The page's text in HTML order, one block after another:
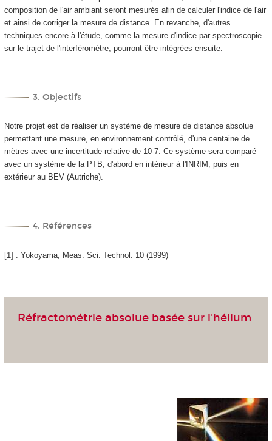
composition de l'air ambiant seront mesurés afin de calculer l'indice de l'air
et ainsi de corriger la mesure de distance. En revanche, d'autres
techniques encore à l'étude, comme la mesure d'indice par spectroscopie
sur le trajet de l'interféromètre, pourront être intégrées ensuite.
3. Objectifs
Notre projet est de réaliser un système de mesure de distance absolue
permettant une mesure, en environnement contrôlé, d'une centaine de
mètres avec une incertitude relative de 10-7. Ce système sera comparé
avec un système de la PTB, d'abord en intérieur à l'INRIM, puis en
extérieur au BEV (Autriche).
4. Références
[1] : Yokoyama, Meas. Sci. Technol. 10 (1999)
Réfractométrie absolue basée sur l'hélium